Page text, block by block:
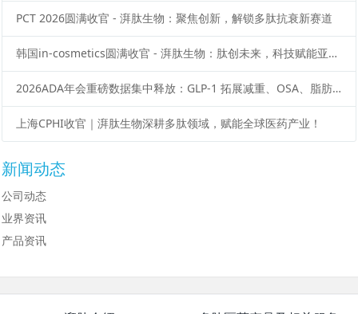
PCT 2026圆满收官 - 湃肽生物：聚焦创新，解锁多肽抗衰新赛道
韩国in-cosmetics圆满收官 - 湃肽生物：肽创未来，科技赋能亚洲美妆新势能
2026ADA年会重磅数据集中释放：GLP-1 拓展减重、OSA、脂肪肝等多元适应症
上海CPHI收官｜湃肽生物深耕多肽领域，赋能全球医药产业！
新闻动态
公司动态
业界资讯
产品资讯